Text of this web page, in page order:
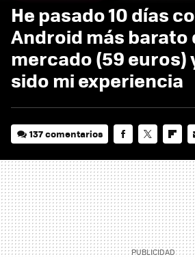
He pasado 10 días
Android más barato
mercado (59 euros)
sido mi experiencia
137 comentarios